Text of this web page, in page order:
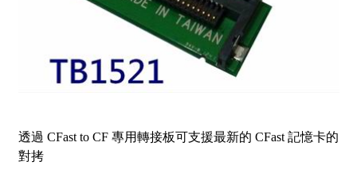
透過 CFast to CF 專用轉接板可支援最新的 CFast 記憶卡的
對拷